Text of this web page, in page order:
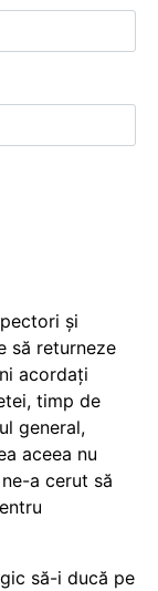
și
să returneze
acordați
timp de
general,
aceea nu
a cerut să
să-i ducă pe